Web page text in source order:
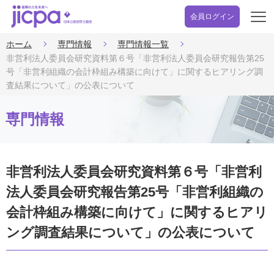
会員ログイン
開
ホーム 専門情報
専門情報一覧
非営利法人委員会研究資料第６号「非営利法人委員会研究報告第25
号「非営利組織の会計枠組み構築に向けて」に関するヒアリング調
査結果について」の公表について
専門情報
非営利法人委員会研究資料第６号「非営利
法人委員会研究報告第25号「非営利組織の
会計枠組み構築に向けて」に関するヒアリ
ング調査結果について」の公表について